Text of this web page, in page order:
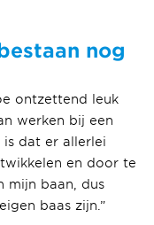
nog
ontzettend leuk
werken bij een
dat er allerlei
en door te
mijn baan, dus
baas zijn.”